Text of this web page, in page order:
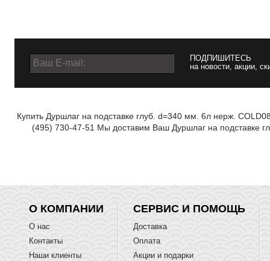
ПОДПИШИТЕСЬ
на новости, акции,
Купить Дуршлаг на подставке глуб. d=340 мм. 6л нерж.
(495) 730-47-51 Мы доставим Ваш Дуршлаг на подставке
О КОМПАНИИ
О нас
Контакты
Наши клиенты
СЕРВИС И ПОМОЩЬ
Доставка
Оплата
Акции и подарки